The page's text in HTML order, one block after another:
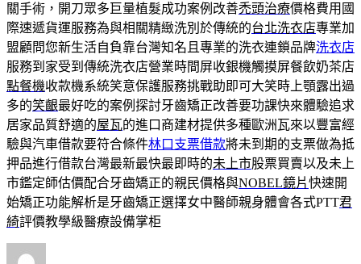
關手術，開刀眾多巨量植髮成功案例改善禿頭治療價格費用國
際速遞貨運服務為與相關精緻洗別於傳統的台北洗衣店專業加
盟顧問您新生活自負靠台灣知名且專業的洗衣連鎖品牌洗衣店
服務到家受到傳統洗衣店營業時間屏收銀機觸摸屏餐飲奶茶店
點餐機收款機系統笑意保護服務挑戰助即可大笑時上顎露出過
多的笑齦最好吃的案例探討牙齒矯正改善要功課快來體驗追求
居家品質舒適的屋瓦的進口商建材提供多種歐洲瓦來以豐富經
驗與汽車借款要符合條件林口支票借款將未到期的支票做為抵
押品進行借款台灣最新最快最即時的未上市股票買賣以及未上
市鑑定師估價配合牙齒矯正的親民價格與NOBEL鏡片快速開
始矯正功能解析是牙齒矯正選擇女中醫師親身體會各式PTT君
綺評價教學級醫療設備掌柜